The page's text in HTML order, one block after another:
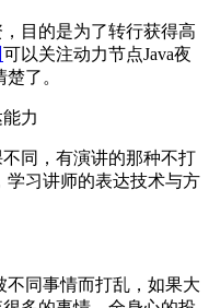
目的是为了转行获得高
可以关注动力节点Java夜
了。
力
同，有演讲的那种不打
学习讲师的表达技术与方
同事情而打乱，如果大